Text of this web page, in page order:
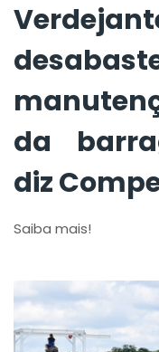
da
diz
Saiba mais!